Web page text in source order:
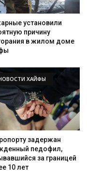
установили
причину
в жилом доме
ХАЙФЫ
задержан
педофил,
за границей
10 лет